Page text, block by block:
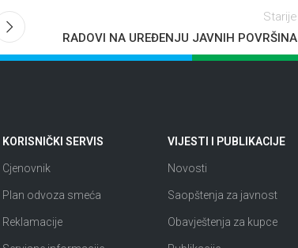
Starije
RADOVI NA UREĐENJU JAVNIH POVRŠINA
KORISNIČKI SERVIS
Cjenovnik
Plan odvoza smeća
Reklamacije
VIJESTI I PUBLIKACIJE
Novosti
Saopštenja za javnost
Obavještenja za kupce